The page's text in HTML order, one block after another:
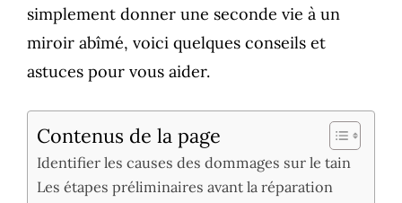
simplement donner une seconde vie à un
miroir abîmé, voici quelques conseils et
astuces pour vous aider.
Contenus de la page
Identifier les causes des dommages sur le tain
Les étapes préliminaires avant la réparation